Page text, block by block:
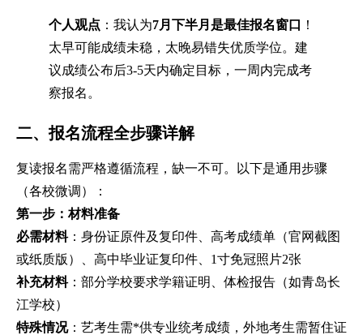
个人观点 ：我认为7月下半月是最佳报名窗口
！
太早可能成绩未稳，太晚易错失优质学位。建
议成绩公布后3-5天内确定目标，一周内完成考
察报名。
二、报名流程全步骤详解
复读报名需严格遵循流程，缺一不可。以下是通用步骤
（各校微调）：
第一步：材料准备
必需材料：身份证原件及复印件、高考成绩单（官网截图
或纸质版）、高中毕业证复印件、1寸免冠照片2张
补充材料：部分学校要求学籍证明、体检报告（如青岛长
江学校）
特殊情况：艺考生需*供专业统考成绩，外地考生需暂住证